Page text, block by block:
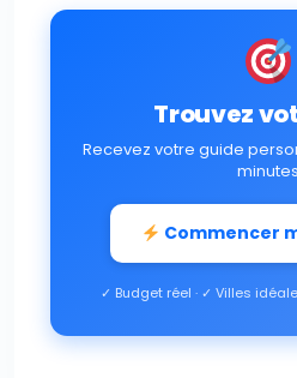
Trouvez
Recevez votre guide
minutes
Commencer
✓ Budget réel · ✓ Villes